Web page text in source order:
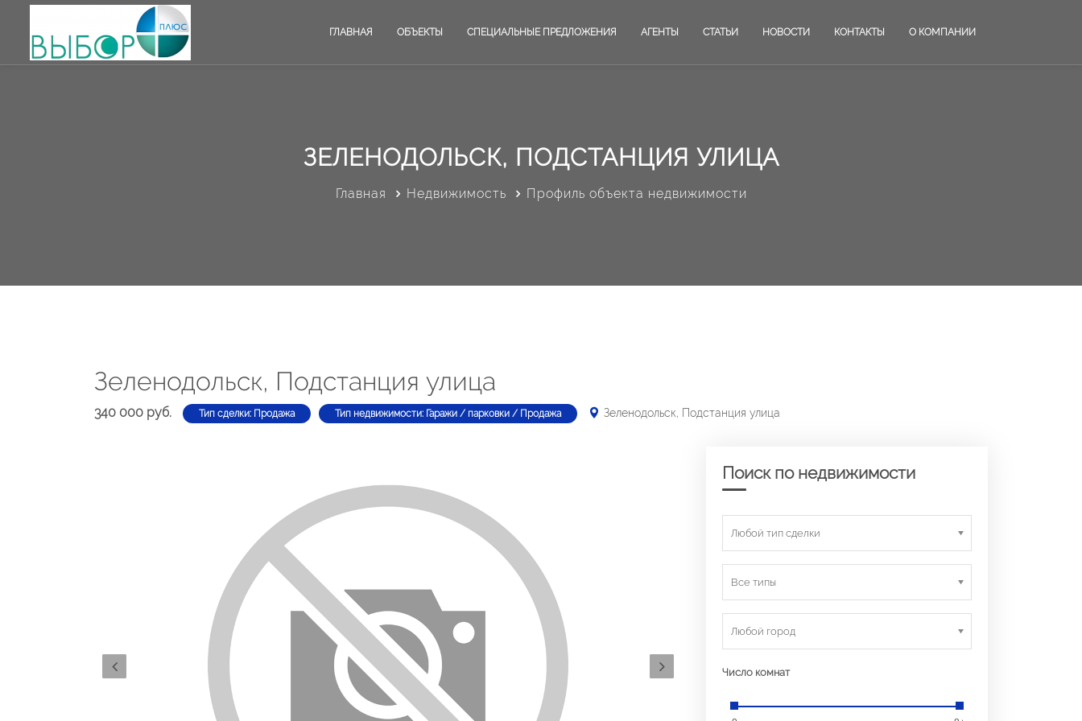
ГЛАВНАЯ ОБЪЕКТЫ СПЕЦИАЛЬНЫЕ ПРЕДЛОЖЕНИЯ АГЕНТЫ СТАТЬИ НОВОСТИ КОНТАКТЫ О КОМПАНИИ
ЗЕЛЕНОДОЛЬСК, ПОДСТАНЦИЯ УЛИЦА
Главная Недвижимость Профиль объекта недвижимости
Зеленодольск, Подстанция улица
340 000 руб. Тип сделки: Продажа Тип недвижимости: Гаражи / парковки / Продажа Зеленодольск, Подстанция улица
Поиск по недвижимости
Любой тип сделки
Все типы
Любой город
Число комнат